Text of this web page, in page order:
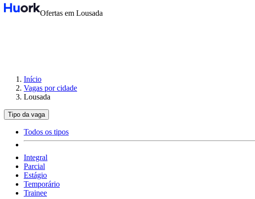
Ofertas em Lousada
Início
Vagas por cidade
Lousada
Tipo da vaga
Todos os tipos
Integral
Parcial
Estágio
Temporário
Trainee